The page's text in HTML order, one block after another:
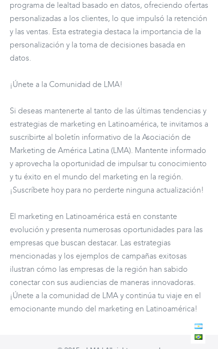
programa de lealtad basado en datos, ofreciendo ofertas
personalizadas a los clientes, lo que impulsó la retención
y las ventas. Esta estrategia destaca la importancia de la
personalización y la toma de decisiones basada en
datos.
¡Únete a la Comunidad de LMA!
Si deseas mantenerte al tanto de las últimas tendencias y
estrategias de marketing en Latinoamérica, te invitamos a
suscribirte al boletín informativo de la Asociación de
Marketing de América Latina (LMA). Mantente informado
y aprovecha la oportunidad de impulsar tu conocimiento
y tu éxito en el mundo del marketing en la región.
¡Suscríbete hoy para no perderte ninguna actualización!
El marketing en Latinoamérica está en constante
evolución y presenta numerosas oportunidades para las
empresas que buscan destacar. Las estrategias
mencionadas y los ejemplos de campañas exitosas
ilustran cómo las empresas de la región han sabido
conectar con sus audiencias de maneras innovadoras.
¡Únete a la comunidad de LMA y continúa tu viaje en el
emocionante mundo del marketing en Latinoamérica!